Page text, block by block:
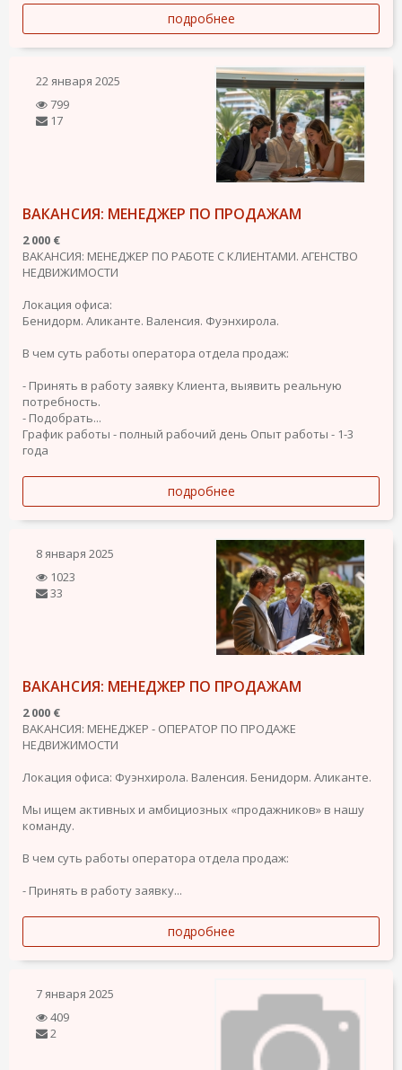
подробнее
22 января 2025
799
17
ВАКАНСИЯ: МЕНЕДЖЕР ПО ПРОДАЖАМ
2 000 €
ВАКАНСИЯ: МЕНЕДЖЕР ПО РАБОТЕ С КЛИЕНТАМИ. АГЕНСТВО
НЕДВИЖИМОСТИ
Локация офиса:
Бенидорм. Аликанте. Валенсия. Фуэнхирола.
В чем суть работы оператора отдела продаж:
- Принять в работу заявку Клиента, выявить реальную
потребность.
- Подобрать...
График работы - полный рабочий день Опыт работы - 1-3
года
подробнее
8 января 2025
1023
33
ВАКАНСИЯ: МЕНЕДЖЕР ПО ПРОДАЖАМ
2 000 €
ВАКАНСИЯ: МЕНЕДЖЕР - ОПЕРАТОР ПО ПРОДАЖЕ
НЕДВИЖИМОСТИ
Локация офиса: Фуэнхирола. Валенсия. Бенидорм. Аликанте.
Мы ищем активных и амбициозных «продажников» в нашу
команду.
В чем суть работы оператора отдела продаж:
- Принять в работу заявку...
подробнее
7 января 2025
409
2